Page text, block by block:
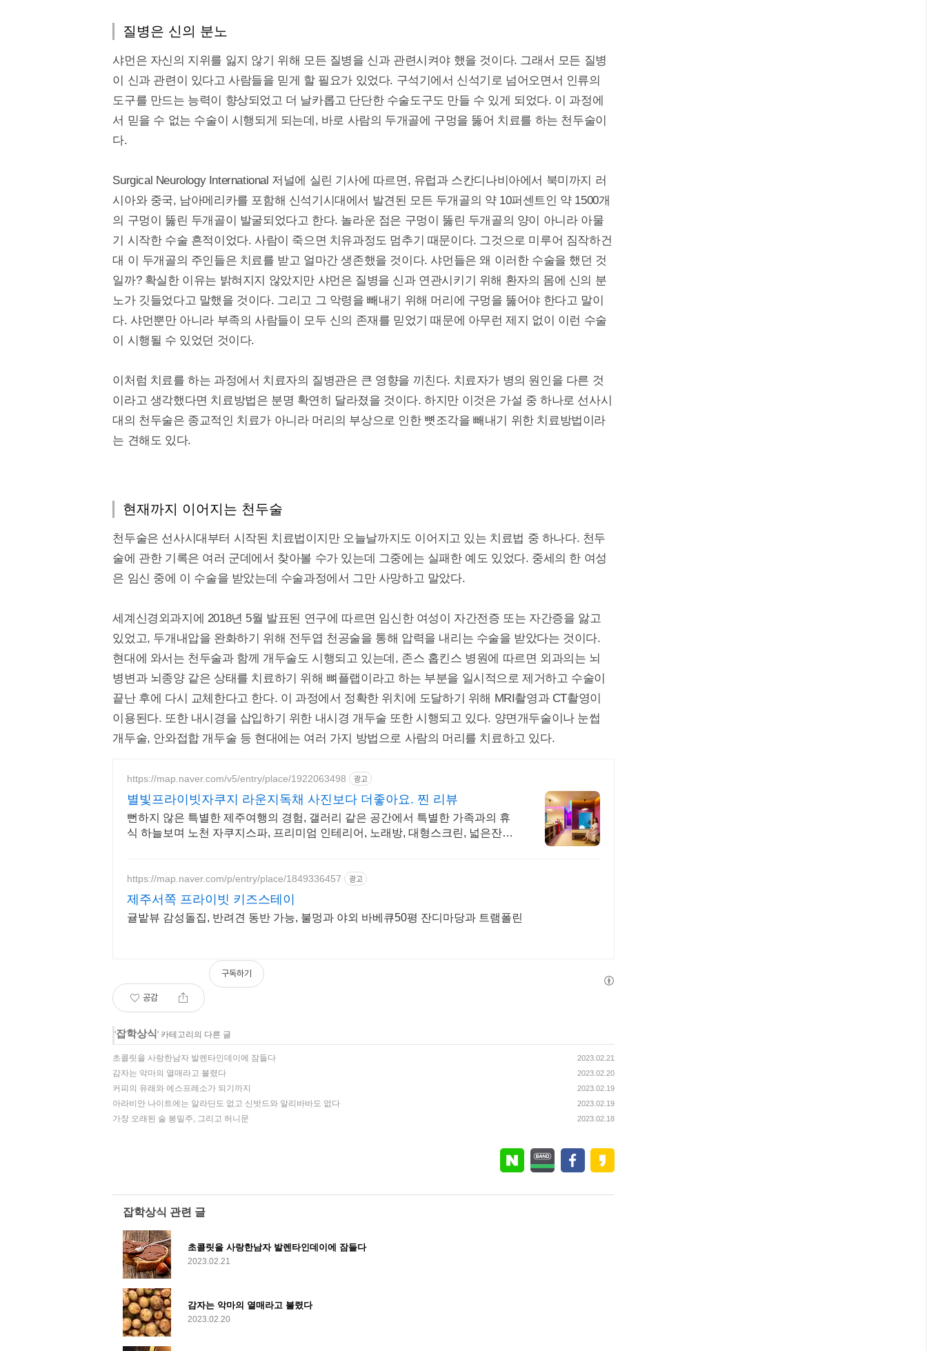
질병은 신의 분노
샤먼은 자신의 지위를 잃지 않기 위해 모든 질병을 신과 관련시켜야 했을 것이다. 그래서 모든 질병
이 신과 관련이 있다고 사람들을 믿게 할 필요가 있었다. 구석기에서 신석기로 넘어오면서 인류의
도구를 만드는 능력이 향상되었고 더 날카롭고 단단한 수술도구도 만들 수 있게 되었다. 이 과정에
서 믿을 수 없는 수술이 시행되게 되는데, 바로 사람의 두개골에 구멍을 뚫어 치료를 하는 천두술이
다.
Surgical Neurology International 저널에 실린 기사에 따르면, 유럽과 스칸디나비아에서 북미까지 러
시아와 중국, 남아메리카를 포함해 신석기시대에서 발견된 모든 두개골의 약 10퍼센트인 약 1500개
의 구멍이 뚫린 두개골이 발굴되었다고 한다. 놀라운 점은 구멍이 뚫린 두개골의 양이 아니라 아물
기 시작한 수술 흔적이었다. 사람이 죽으면 치유과정도 멈추기 때문이다. 그것으로 미루어 짐작하건
대 이 두개골의 주인들은 치료를 받고 얼마간 생존했을 것이다. 샤먼들은 왜 이러한 수술을 했던 것
일까? 확실한 이유는 밝혀지지 않았지만 샤먼은 질병을 신과 연관시키기 위해 환자의 몸에 신의 분
노가 깃들었다고 말했을 것이다. 그리고 그 악령을 빼내기 위해 머리에 구멍을 뚫어야 한다고 말이
다. 샤먼뿐만 아니라 부족의 사람들이 모두 신의 존재를 믿었기 때문에 아무런 제지 없이 이런 수술
이 시행될 수 있었던 것이다.
이처럼 치료를 하는 과정에서 치료자의 질병관은 큰 영향을 끼친다. 치료자가 병의 원인을 다른 것
이라고 생각했다면 치료방법은 분명 확연히 달라졌을 것이다. 하지만 이것은 가설 중 하나로 선사시
대의 천두술은 종교적인 치료가 아니라 머리의 부상으로 인한 뼛조각을 빼내기 위한 치료방법이라
는 견해도 있다.
현재까지 이어지는 천두술
천두술은 선사시대부터 시작된 치료법이지만 오늘날까지도 이어지고 있는 치료법 중 하나다. 천두
술에 관한 기록은 여러 군데에서 찾아볼 수가 있는데 그중에는 실패한 예도 있었다. 중세의 한 여성
은 임신 중에 이 수술을 받았는데 수술과정에서 그만 사망하고 말았다.
세계신경외과지에 2018년 5월 발표된 연구에 따르면 임신한 여성이 자간전증 또는 자간증을 앓고
있었고, 두개내압을 완화하기 위해 전두엽 천공술을 통해 압력을 내리는 수술을 받았다는 것이다.
현대에 와서는 천두술과 함께 개두술도 시행되고 있는데, 존스 홉킨스 병원에 따르면 외과의는 뇌
병변과 뇌종양 같은 상태를 치료하기 위해 뼈플랩이라고 하는 부분을 일시적으로 제거하고 수술이
끝난 후에 다시 교체한다고 한다. 이 과정에서 정확한 위치에 도달하기 위해 MRI촬영과 CT촬영이
이용된다. 또한 내시경을 삽입하기 위한 내시경 개두술 또한 시행되고 있다. 양면개두술이나 눈썹
개두술, 안와접합 개두술 등 현대에는 여러 가지 방법으로 사람의 머리를 치료하고 있다.
https://map.naver.com/v5/entry/place/1922063498 광고
별빛프라이빗자쿠지 라운지독채 사진보다 더좋아요. 찐 리뷰
뻔하지 않은 특별한 제주여행의 경험, 갤러리 같은 공간에서 특별한 가족과의 휴
식 하늘보며 노천 자쿠지스파, 프리미엄 인테리어, 노래방, 대형스크린, 넓은잔디
https://map.naver.com/p/entry/place/1849336457 광고
제주서쪽 프라이빗 키즈스테이
귤밭뷰 감성돌집, 반려견 동반 가능, 불멍과 야외 바베큐50평 잔디마당과 트램폴린
공감
구독하기
'잡학상식' 카테고리의 다른 글
초콜릿을 사랑한남자 발렌타인데이에 잠들다 2023.02.21
감자는 악마의 열매라고 불렸다 2023.02.20
커피의 유래와 에스프레소가 되기까지 2023.02.19
아라비안 나이트에는 알라딘도 없고 신밧드와 알리바바도 없다 2023.02.19
가장 오래된 술 봉밀주, 그리고 허니문 2023.02.18
잡학상식 관련 글
초콜릿을 사랑한남자 발렌타인데이에 잠들다
2023.02.21
감자는 악마의 열매라고 불렸다
2023.02.20